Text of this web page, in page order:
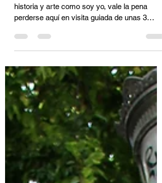
historia y arte como soy yo, vale la pena
perderse aquí en visita guiada de unas 3